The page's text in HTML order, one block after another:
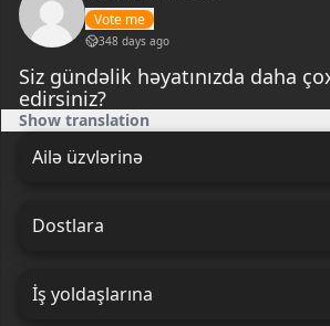
Vote me
348 days ago
Siz gündəlik həyatınızda daha
edirsiniz?
Show translation
Ailə üzvlərinə
Dostlara
İş yoldaşlarına